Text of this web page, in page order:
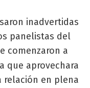
inadvertidas
panelistas del
comenzaron a
que aprovechara
en plena